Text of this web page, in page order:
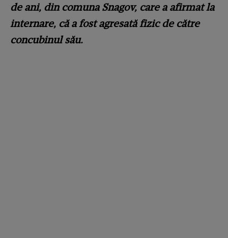
de ani, din comuna Snagov, care a afirmat la
internare, că a fost agresată fizic de către
concubinul său.